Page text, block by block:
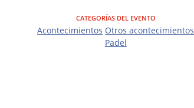
CATEGORÍAS DEL EVENTO
Acontecimientos Otros acontecimientos
Padel